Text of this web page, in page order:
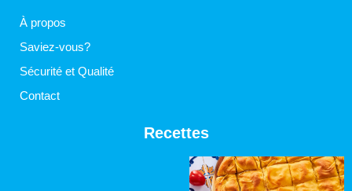
À propos
Saviez-vous?
Sécurité et Qualité
Contact
Recettes